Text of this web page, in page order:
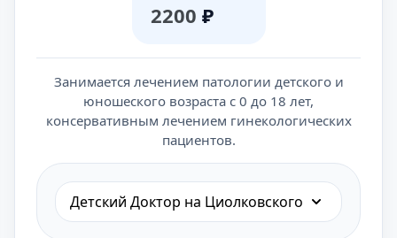
2200 ₽
Занимается лечением патологии детского и
юношеского возраста c 0 до 18 лет,
консервативным лечением гинекологических
пациентов.
Детский Доктор на Циолковского